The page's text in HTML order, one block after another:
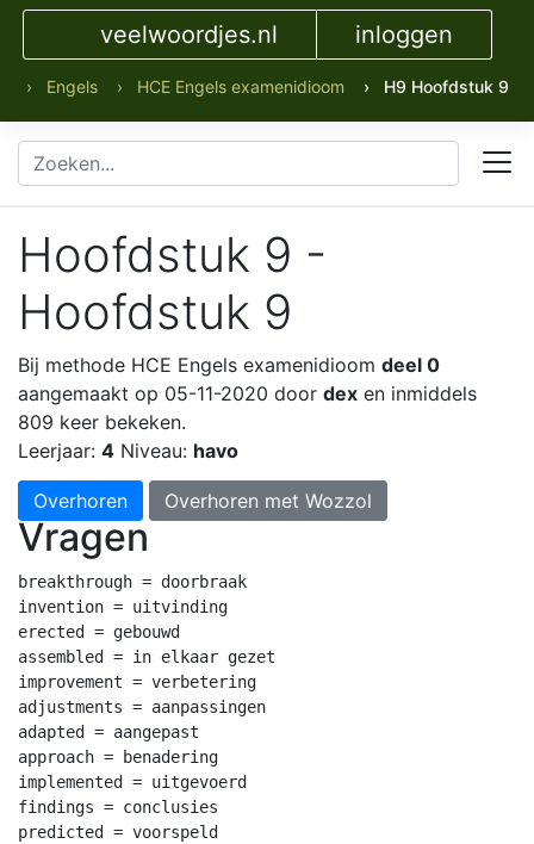
veelwoordjes.nl inloggen
› Engels › HCE Engels examenidioom › H9 Hoofdstuk 9
Hoofdstuk 9 -
Hoofdstuk 9
Bij methode HCE Engels examenidioom deel 0
aangemaakt op 05-11-2020 door dex en inmiddels
809 keer bekeken.
Leerjaar: 4 Niveau: havo
Overhoren Overhoren met Wozzol
Vragen
breakthrough = doorbraak
invention = uitvinding
erected = gebouwd
assembled = in elkaar gezet
improvement = verbetering
adjustments = aanpassingen
adapted = aangepast
approach = benadering
implemented = uitgevoerd
findings = conclusies
predicted = voorspeld